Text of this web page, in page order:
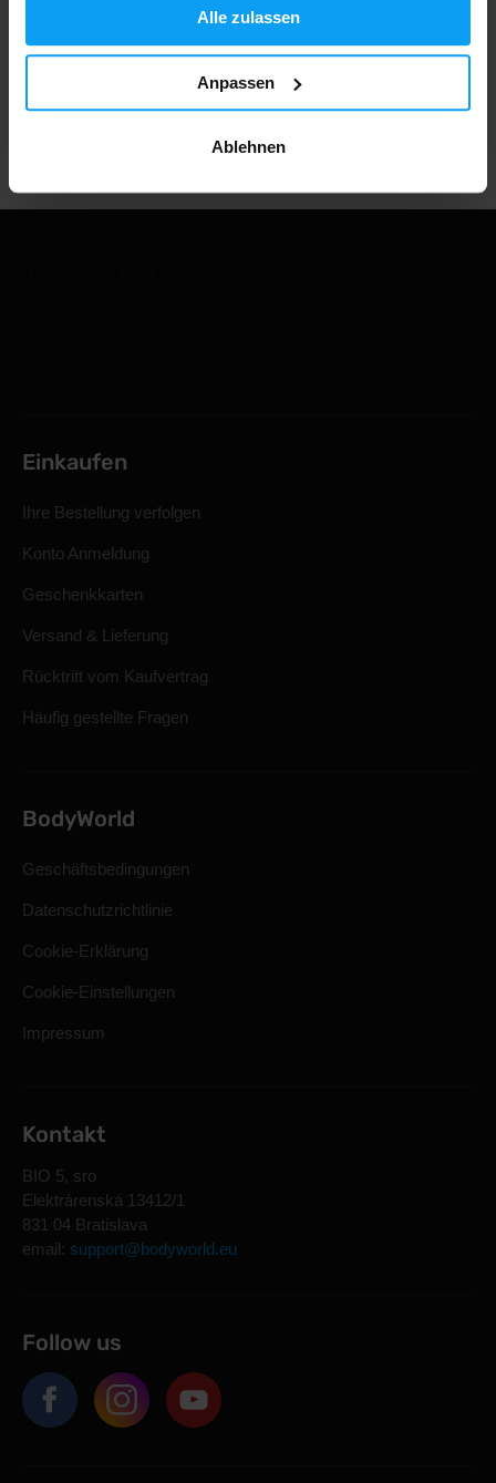
Alle zulassen
Anpassen
Ablehnen
1.000.000+ Kunden
Einkaufen
Ihre Bestellung verfolgen
Konto Anmeldung
Geschenkkarten
Versand & Lieferung
Rücktritt vom Kaufvertrag
Häufig gestellte Fragen
BodyWorld
Geschäftsbedingungen
Datenschutzrichtlinie
Cookie-Erklärung
Cookie-Einstellungen
Impressum
Kontakt
BIO 5, sro
Elektrárenská 13412/1
831 04 Bratislava
email: support@bodyworld.eu
Follow us